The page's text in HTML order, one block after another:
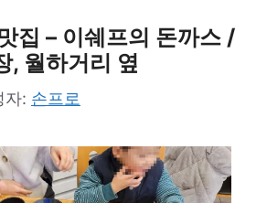
집 – 이쉐프의 돈까스 /
, 월하거리 옆
자: 손프로